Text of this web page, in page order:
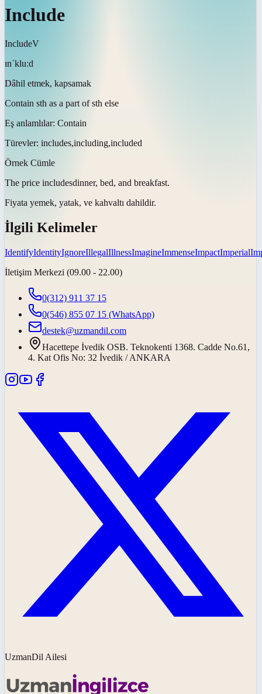
Include
IncludeV
ɪnˈkluːd
Dâhil etmek, kapsamak
Contain sth as a part of sth else
Eş anlamlılar: Contain
Türevler: includes,including,included
Örnek Cümle
The price includesdinner, bed, and breakfast.
Fiyata yemek, yatak, ve kahvaltı dahildir.
İlgili Kelimeler
IdentifyIdentityIgnoreIllegalIllnessImagineImmenseImpactImperial
İletişim Merkezi (09.00 - 22.00)
0(312) 911 37 15
0(546) 855 07 15 (WhatsApp)
destek@uzmandil.com
Hacettepe İvedik OSB. Teknokenti 1368. Cadde No.61,
4. Kat Ofis No: 32 İvedik / ANKARA
UzmanDil Ailesi